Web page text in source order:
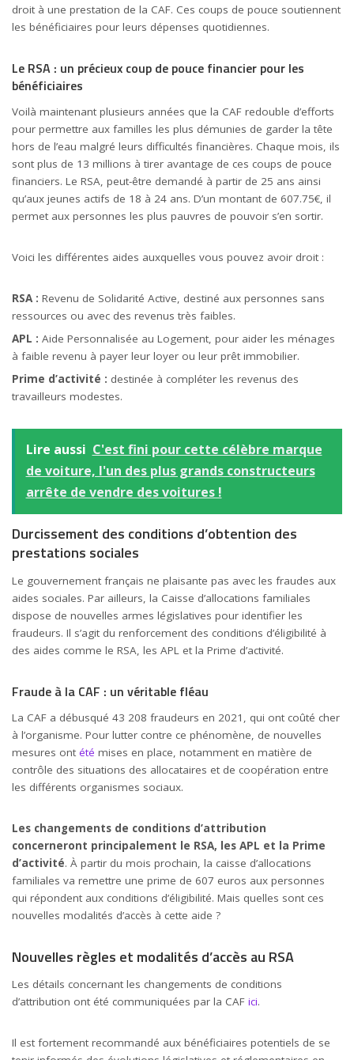
droit à une prestation de la CAF. Ces coups de pouce soutiennent
les bénéficiaires pour leurs dépenses quotidiennes.
Le RSA : un précieux coup de pouce financier pour les
bénéficiaires
Voilà maintenant plusieurs années que la CAF redouble d’efforts
pour permettre aux familles les plus démunies de garder la tête
hors de l’eau malgré leurs difficultés financières. Chaque mois, ils
sont plus de 13 millions à tirer avantage de ces coups de pouce
financiers. Le RSA, peut-être demandé à partir de 25 ans ainsi
qu’aux jeunes actifs de 18 à 24 ans. D’un montant de 607.75€, il
permet aux personnes les plus pauvres de pouvoir s’en sortir.
Voici les différentes aides auxquelles vous pouvez avoir droit :
RSA : Revenu de Solidarité Active, destiné aux personnes sans
ressources ou avec des revenus très faibles.
APL : Aide Personnalisée au Logement, pour aider les ménages
à faible revenu à payer leur loyer ou leur prêt immobilier.
Prime d’activité : destinée à compléter les revenus des
travailleurs modestes.
Lire aussi C'est fini pour cette célèbre marque
de voiture, l'un des plus grands constructeurs
arrête de vendre des voitures !
Durcissement des conditions d’obtention des
prestations sociales
Le gouvernement français ne plaisante pas avec les fraudes aux
aides sociales. Par ailleurs, la Caisse d’allocations familiales
dispose de nouvelles armes législatives pour identifier les
fraudeurs. Il s’agit du renforcement des conditions d’éligibilité à
des aides comme le RSA, les APL et la Prime d’activité.
Fraude à la CAF : un véritable fléau
La CAF a débusqué 43 208 fraudeurs en 2021, qui ont coûté cher
à l’organisme. Pour lutter contre ce phénomène, de nouvelles
mesures ont été mises en place, notamment en matière de
contrôle des situations des allocataires et de coopération entre
les différents organismes sociaux.
Les changements de conditions d’attribution
concerneront principalement le RSA, les APL et la Prime
d’activité. À partir du mois prochain, la caisse d’allocations
familiales va remettre une prime de 607 euros aux personnes
qui répondent aux conditions d’éligibilité. Mais quelles sont ces
nouvelles modalités d’accès à cette aide ?
Nouvelles règles et modalités d’accès au RSA
Les détails concernant les changements de conditions
d’attribution ont été communiquées par la CAF ici.
Il est fortement recommandé aux bénéficiaires potentiels de se